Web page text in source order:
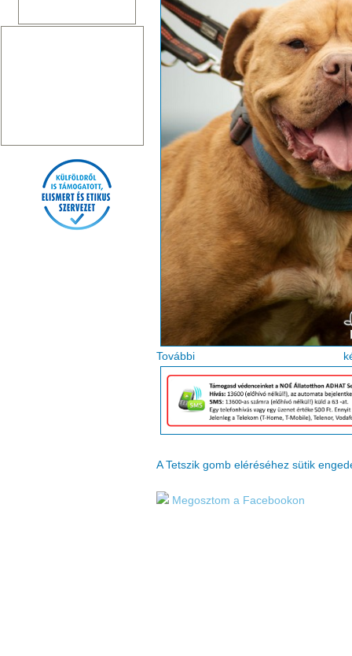
A Tetszik gomb eléréséhez sütik
Megosztom a Facebookon